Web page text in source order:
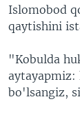
Islomobod
qaytishini
"Kobulda
aytayapmiz:
bo'lsangiz,